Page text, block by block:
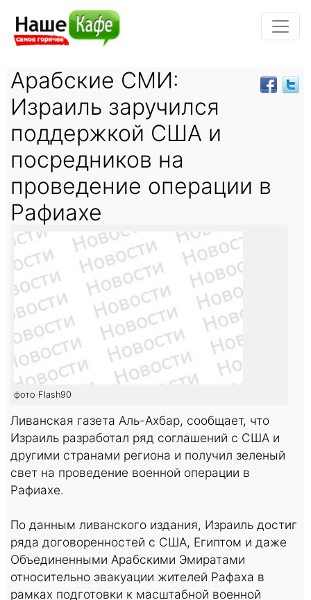
Арабские СМИ:
Израиль заручился
поддержкой США и
посредников на
проведение операции в
Рафиахе
фото Flash90
Ливанская газета Аль-Ахбар, сообщает, что
Израиль разработал ряд соглашений с США и
другими странами региона и получил зеленый
свет на проведение военной операции в
Рафиахе.
По данным ливанского издания, Израиль достиг
ряда договоренностей с США, Египтом и даже
Объединенными Арабскими Эмиратами
относительно эвакуации жителей Рафаха в
рамках подготовки к масштабной военной